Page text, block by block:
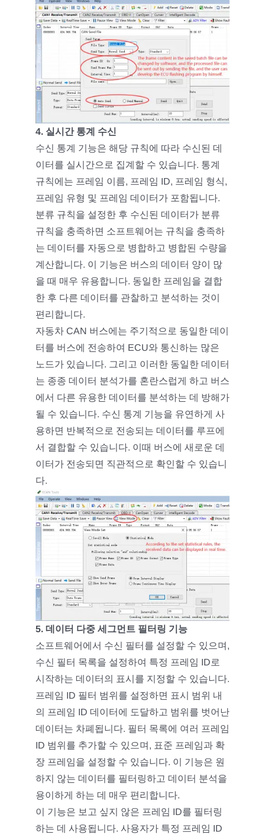
4. 실시간 통계 수신
수신 통계 기능은 해당 규칙에 따라 수신된 데
이터를 실시간으로 집계할 수 있습니다. 통계
규칙에는 프레임 이름, 프레임 ID, 프레임 형식,
프레임 유형 및 프레임 데이터가 포함됩니다.
분류 규칙을 설정한 후 수신된 데이터가 분류
규칙을 충족하면 소프트웨어는 규칙을 충족하
는 데이터를 자동으로 병합하고 병합된 수량을
계산합니다. 이 기능은 버스의 데이터 양이 많
을 때 매우 유용합니다. 동일한 프레임을 결합
한 후 다른 데이터를 관찰하고 분석하는 것이
편리합니다.
자동차 CAN 버스에는 주기적으로 동일한 데이
터를 버스에 전송하여 ECU와 통신하는 많은
노드가 있습니다. 그리고 이러한 동일한 데이터
는 종종 데이터 분석가를 혼란스럽게 하고 버스
에서 다른 유용한 데이터를 분석하는 데 방해가
될 수 있습니다. 수신 통계 기능을 유연하게 사
용하면 반복적으로 전송되는 데이터를 루프에
서 결합할 수 있습니다. 이때 버스에 새로운 데
이터가 전송되면 직관적으로 확인할 수 있습니
다.
5. 데이터 다중 세그먼트 필터링 기능
소프트웨어에서 수신 필터를 설정할 수 있으며,
수신 필터 목록을 설정하여 특정 프레임 ID로
시작하는 데이터의 표시를 지정할 수 있습니다.
프레임 ID 필터 범위를 설정하면 표시 범위 내
의 프레임 ID 데이터에 도달하고 범위를 벗어난
데이터는 차폐됩니다. 필터 목록에 여러 프레임
ID 범위를 추가할 수 있으며, 표준 프레임과 확
장 프레임을 설정할 수 있습니다. 이 기능은 원
하지 않는 데이터를 필터링하고 데이터 분석을
용이하게 하는 데 매우 편리합니다.
이 기능은 보고 싶지 않은 프레임 ID를 필터링
하는 데 사용됩니다. 사용자가 특정 프레임 ID